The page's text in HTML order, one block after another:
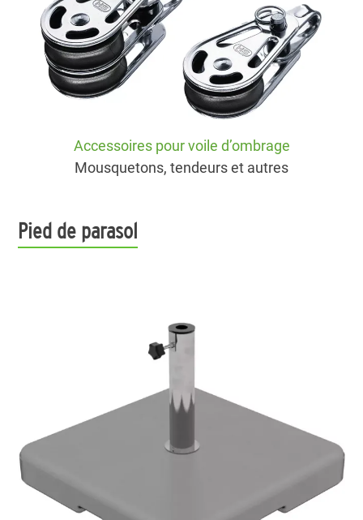
Accessoires pour voile d’ombrage
Mousquetons, tendeurs et autres
Pied de parasol